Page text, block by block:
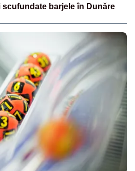
barjele în Dunăre